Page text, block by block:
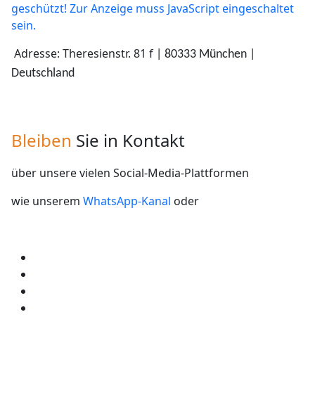
geschützt! Zur Anzeige muss JavaScript eingeschaltet
sein.
Adresse: Theresienstr. 81 f
| 80333 München |
Deutschland
Bleiben Sie in Kontakt
über unsere vielen Social-Media-Plattformen
wie unserem WhatsApp-Kanal oder